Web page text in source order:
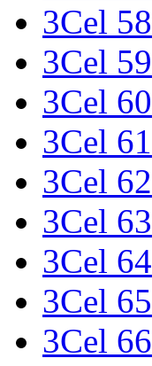
3Cel 58
3Cel 59
3Cel 60
3Cel 61
3Cel 62
3Cel 63
3Cel 64
3Cel 65
3Cel 66